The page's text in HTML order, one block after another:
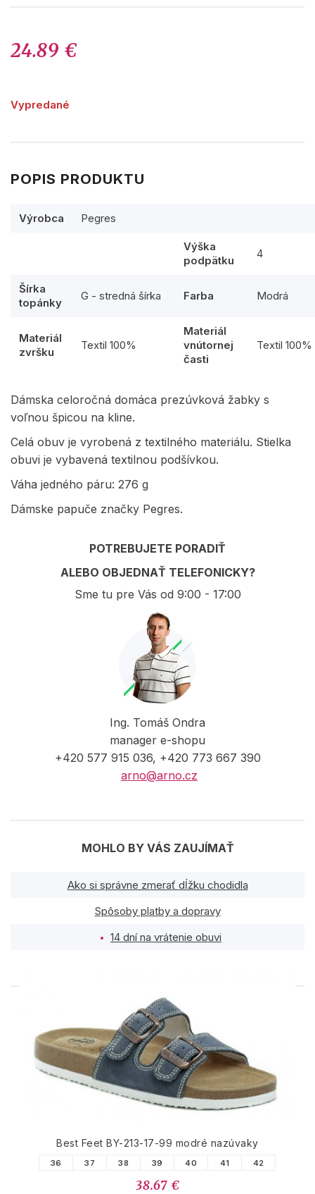
24.89 €
Vypredané
POPIS PRODUKTU
Výrobca Pegres
Výška
podpätku
4
Šírka
topánky
G - stredná šírka Farba Modrá
Materiál
zvršku
Textil 100%
Materiál
vnútornej
časti
Textil 100%
Dámska celoročná domáca prezúvková žabky s
voľnou špicou na kline.
Celá obuv je vyrobená z textilného materiálu. Stielka
obuvi je vybavená textilnou podšívkou.
Váha jedného páru: 276 g
Dámske papuče značky Pegres.
POTREBUJETE PORADIŤ
ALEBO OBJEDNAŤ TELEFONICKY?
Sme tu pre Vás od 9:00 - 17:00
Ing. Tomáš Ondra
manager e-shopu
+420 577 915 036, +420 773 667 390
arno@arno.cz
MOHLO BY VÁS ZAUJÍMAŤ
Ako si správne zmerať dĺžku chodidla
Spôsoby platby a dopravy
14 dní na vrátenie obuvi
PODOBNÉ PRODUKTY
Best Feet BY-213-17-99 modré nazúvaky
36 37 38 39 40 41 42
38.67 €